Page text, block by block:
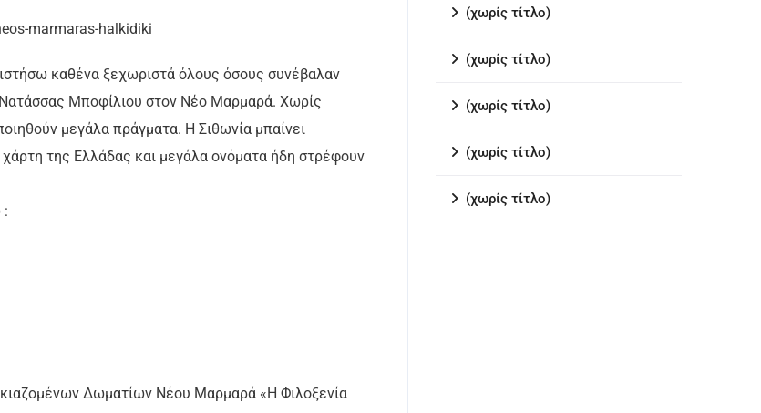
καθένα ξεχωριστά όλους όσους συνέβαλαν
Μποφίλιου στον Νέο Μαρμαρά. Χωρίς
μεγάλα πράγματα. Η Σιθωνία μπαίνει
της Ελλάδας και μεγάλα ονόματα ήδη στρέφουν
:
Δωματίων Νέου Μαρμαρά «Η Φιλοξενία
(χωρίς τίτλο)
(χωρίς τίτλο)
(χωρίς τίτλο)
(χωρίς τίτλο)
(χωρίς τίτλο)